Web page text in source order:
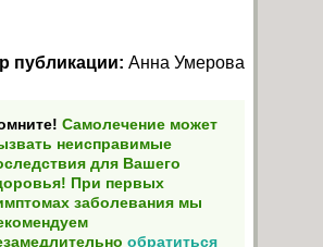
публикации: Анна Умерова
Самолечение может
неисправимые
для Вашего
При первых
заболевания мы
обратиться